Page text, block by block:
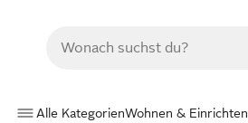
Alle KategorienWohnen & Einrichten